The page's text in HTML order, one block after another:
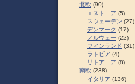
北欧 (90)
エストニア (5)
スウェーデン (27)
デンマーク (17)
ノルウェー (22)
フィンランド (31)
ラトビア (4)
リトアニア (8)
南欧 (238)
イタリア (136)